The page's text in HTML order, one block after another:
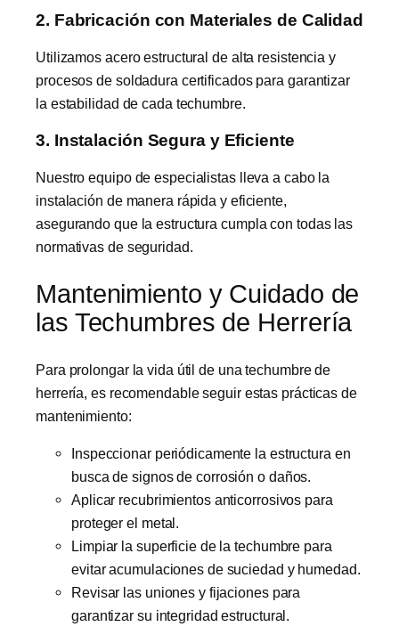
2. Fabricación con Materiales de Calidad
Utilizamos acero estructural de alta resistencia y
procesos de soldadura certificados para garantizar
la estabilidad de cada techumbre.
3. Instalación Segura y Eficiente
Nuestro equipo de especialistas lleva a cabo la
instalación de manera rápida y eficiente,
asegurando que la estructura cumpla con todas las
normativas de seguridad.
Mantenimiento y Cuidado de
las Techumbres de Herrería
Para prolongar la vida útil de una techumbre de
herrería, es recomendable seguir estas prácticas de
mantenimiento:
Inspeccionar periódicamente la estructura en
busca de signos de corrosión o daños.
Aplicar recubrimientos anticorrosivos para
proteger el metal.
Limpiar la superficie de la techumbre para
evitar acumulaciones de suciedad y humedad.
Revisar las uniones y fijaciones para
garantizar su integridad estructural.